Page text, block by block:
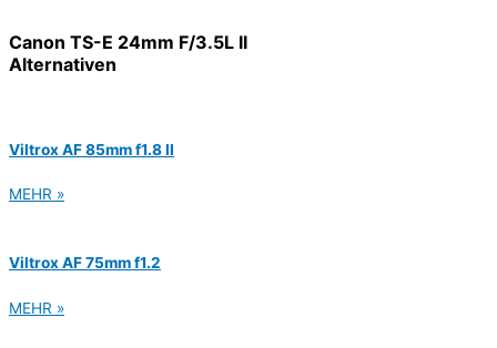
Canon TS-E 24mm F/3.5L II
Alternativen
Viltrox AF 85mm f1.8 II
MEHR »
Viltrox AF 75mm f1.2
MEHR »